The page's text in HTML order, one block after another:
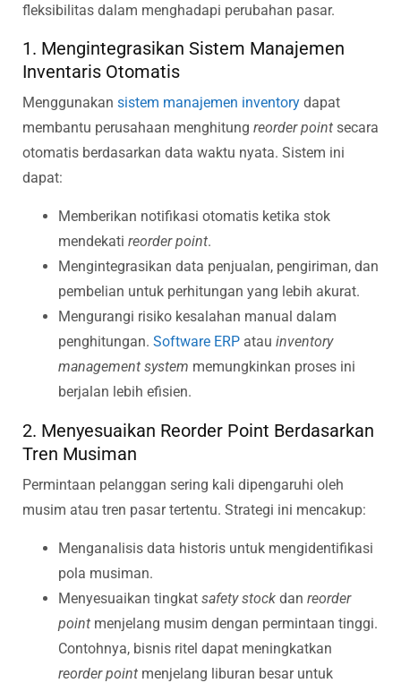
fleksibilitas dalam menghadapi perubahan pasar.
1. Mengintegrasikan Sistem Manajemen
Inventaris Otomatis
Menggunakan sistem manajemen inventory dapat
membantu perusahaan menghitung reorder point secara
otomatis berdasarkan data waktu nyata. Sistem ini
dapat:
Memberikan notifikasi otomatis ketika stok
mendekati reorder point.
Mengintegrasikan data penjualan, pengiriman, dan
pembelian untuk perhitungan yang lebih akurat.
Mengurangi risiko kesalahan manual dalam
penghitungan. Software ERP atau inventory
management system memungkinkan proses ini
berjalan lebih efisien.
2. Menyesuaikan Reorder Point Berdasarkan
Tren Musiman
Permintaan pelanggan sering kali dipengaruhi oleh
musim atau tren pasar tertentu. Strategi ini mencakup:
Menganalisis data historis untuk mengidentifikasi
pola musiman.
Menyesuaikan tingkat safety stock dan reorder
point menjelang musim dengan permintaan tinggi.
Contohnya, bisnis ritel dapat meningkatkan
reorder point menjelang liburan besar untuk